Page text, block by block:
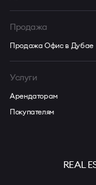
Продажа
Продажа Офис в Дубае
Услуги
Арендаторам
Покупателям
REAL